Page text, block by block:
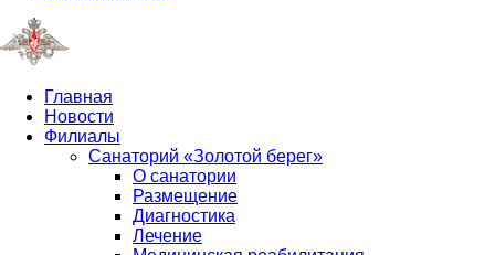
Главная
Новости
Филиалы
Санаторий «Золотой берег»
О санатории
Размещение
Диагностика
Лечение